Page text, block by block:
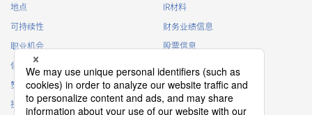
High heat-resistant 立即购买
地点
可持续性
职业机会
俱乐部活动
赞助
接触
IR材料
财务业绩信息
股票信息
IR日历
IR常见问题
IR策略